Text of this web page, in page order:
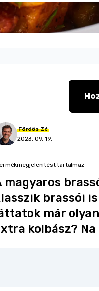
Fördős Zé
2023. 09. 19.
tartalmaz
magyaros
brassói
már
kolbász? Na